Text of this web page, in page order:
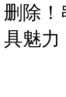
删除！
具魅力